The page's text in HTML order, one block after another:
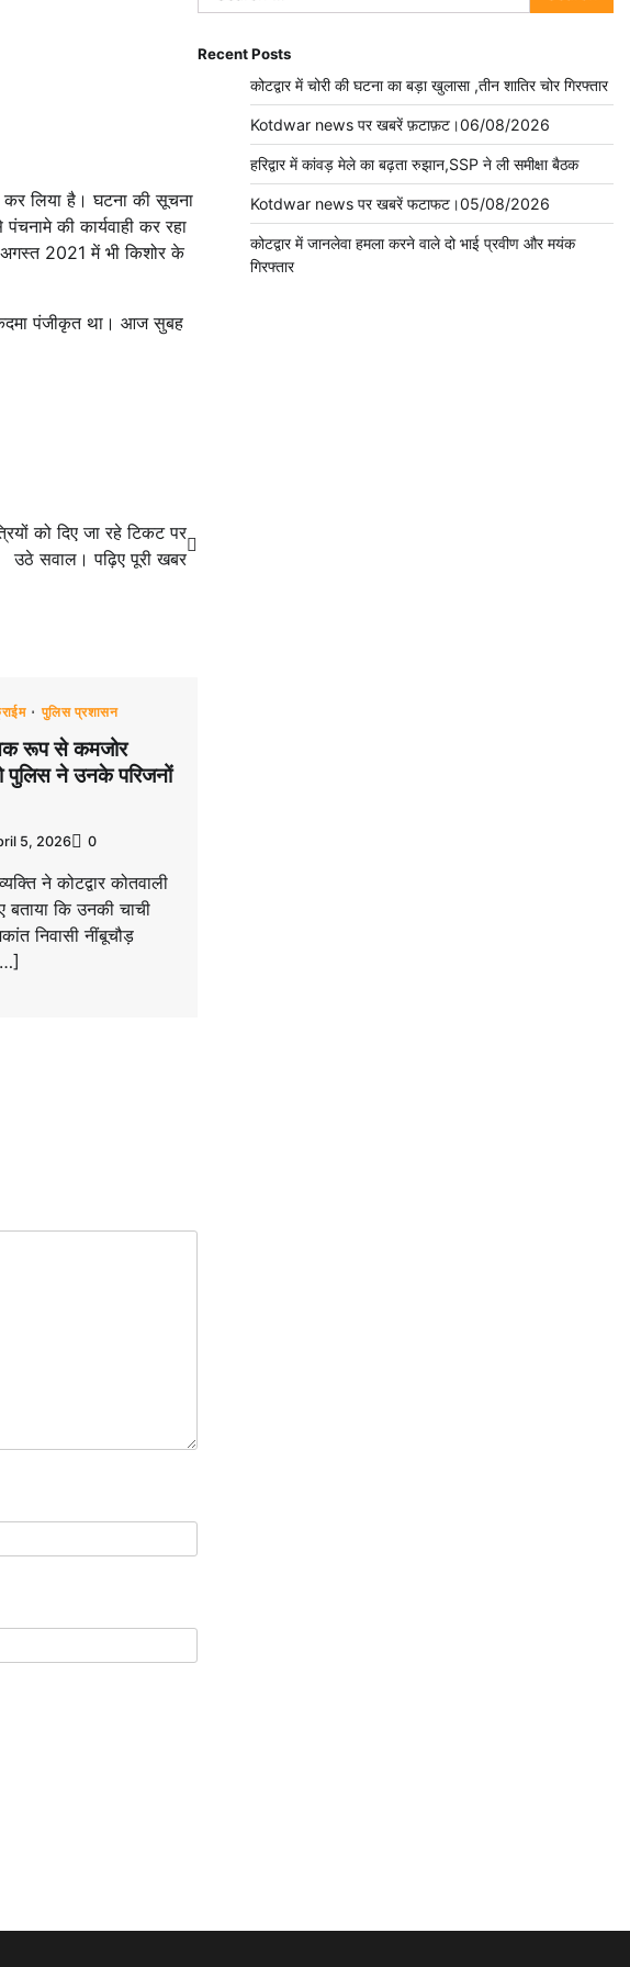
लिया है। घटना की सूचना
की कार्यवाही कर रहा
2021 में भी किशोर के
पंजीकृत था। आज सुबह
को दिए जा रहे टिकट पर
उठे सवाल। पढ़िए पूरी खबर
पुलिस प्रशासन
रूप से कमजोर
पुलिस ने उनके परिजनों
5, 2026 0
ने कोटद्वार कोतवाली
कि उनकी चाची
निवासी नींबूचौड़
for:
Recent Posts
कोटद्वार में चोरी की घटना का बड़ा खुलासा ,तीन शातिर चोर गिरफ्तार
Kotdwar news पर खबरें फ़टाफ़ट।06/08/2026
हरिद्वार में कांवड़ मेले का बढ़ता रुझान,SSP ने ली समीक्षा बैठक
Kotdwar news पर खबरें फटाफट।05/08/2026
कोटद्वार में जानलेवा हमला करने वाले दो भाई प्रवीण और मयंक
गिरफ्तार